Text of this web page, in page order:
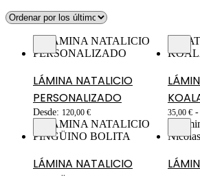
LÁMINA NATALICIO
PERSONALIZADO
Desde: 120,00 € 35,00 € -
LÁMINA NATALICIO